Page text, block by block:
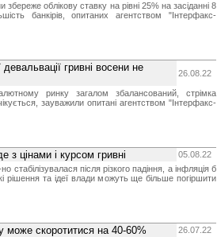
збереже облікову ставку на рівні 25% на засіданні 8
банкірів, опитаних агентством "Інтерфакс-
гривні восени не
26.08.22
ринку загалом збалансований, стрімка
зауважили опитані агентством "Інтерфакс-
з цінами і курсом гривні
05.08.22
стабілізувалася після різкого падіння, а інфляція б
рішення та ідеї влади можуть ще більше погіршити
може скоротитися на 40-60%
26.07.22